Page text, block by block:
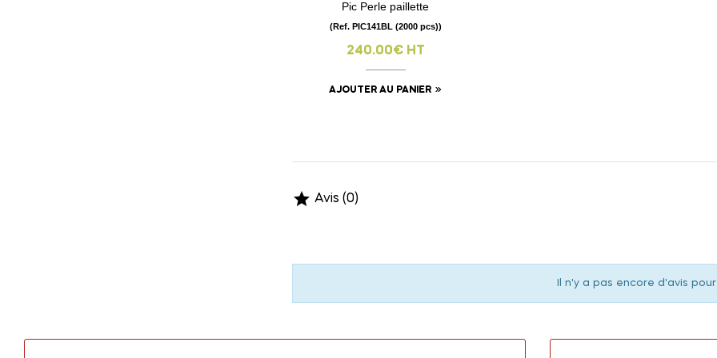
visibility
Pic Perle paillette
(Ref. PIC141BL (2000 pcs))
240.00€ HT
AJOUTER AU PANIER
 Avis (0)
Il n'y a pas encore d'avis